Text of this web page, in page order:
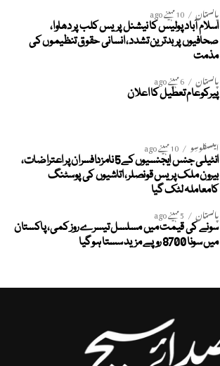
پاکستان 10 مہینے ago
اسلام آباد پولیس کا نیشنل پریس کلب پر دھاوا،
صحافیوں پر بدترین تشدد، انسانی حقوق تنظیموں کی
مذمت
پاکستان 6 مہینے ago
پیرکوعام تعطیل کا اعلان
ایکسکلوسِو 10 مہینے ago
انٹیلی جنس ایجنسیوں کے5 نامزدافسران پر اعتراضات،
بیرون ملک پریس قونصلر، اتاشیوں کی پوسٹنگ
کامعاملہ لٹک گیا
پاکستان 5 مہینے ago
سونے کی قیمت میں مسلسل تیسرے روز کمی، پاکستان
میں سونا 8700 روپے مزید سستا ہوگیا